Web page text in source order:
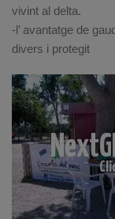
vivint al delta.
-l’ avantatge de
divers i protegit